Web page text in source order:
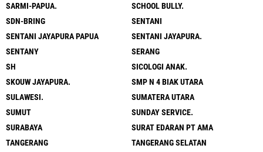
SARMI-PAPUA.
SCHOOL BULLY.
SDN-BRING
SENTANI
SENTANI JAYAPURA PAPUA
SENTANI JAYAPURA.
SENTANY
SERANG
SH
SICOLOGI ANAK.
SKOUW JAYAPURA.
SMP N 4 BIAK UTARA
SULAWESI.
SUMATERA UTARA
SUMUT
SUNDAY SERVICE.
SURABAYA
SURAT EDARAN PT AMA
TANGERANG
TANGERANG SELATAN